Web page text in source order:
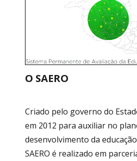
O SAERO
Criado pelo governo do
em 2012 para auxiliar no
desenvolvimento da
SAERO é realizado em